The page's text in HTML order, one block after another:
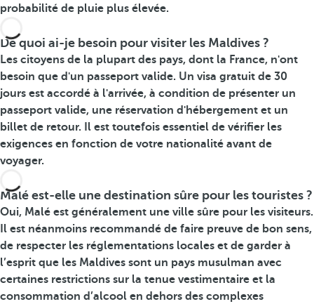
probabilité de pluie plus élevée.
De quoi ai-je besoin pour visiter les Maldives ?
Les citoyens de la plupart des pays, dont la France, n'ont
besoin que d'un passeport valide. Un visa gratuit de 30
jours est accordé à l'arrivée, à condition de présenter un
passeport valide, une réservation d'hébergement et un
billet de retour. Il est toutefois essentiel de vérifier les
exigences en fonction de votre nationalité avant de
voyager.
Malé est-elle une destination sûre pour les touristes ?
Oui, Malé est généralement une ville sûre pour les visiteurs.
Il est néanmoins recommandé de faire preuve de bon sens,
de respecter les réglementations locales et de garder à
l’esprit que les Maldives sont un pays musulman avec
certaines restrictions sur la tenue vestimentaire et la
consommation d’alcool en dehors des complexes